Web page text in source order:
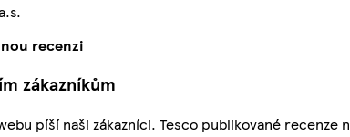
recenzi
zákazníkům
píší naši zákazníci. Tesco publikované recenze